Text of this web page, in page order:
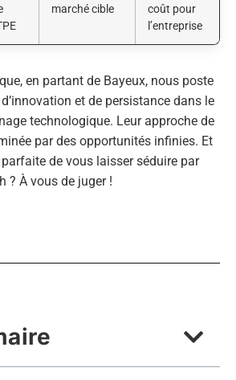
marché cible
coût pour
l’entreprise
en partant de Bayeux, nous poste
et de persistance dans le
technologique. Leur approche de
par des opportunités infinies. Et
parfaite de vous laisser séduire par
? À vous de juger !